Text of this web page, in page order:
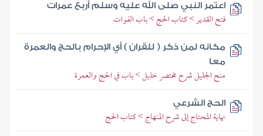
اعتمر النبي صلى الله عليه وسلم أربع عمرات
فتح القدير > كتاب الحج > باب الفوات
مكانه لمن ذكر ( للقران ) أي الإحرام بالحج والعمرة
معا
منح الجليل شرح مختصر خليل > باب في الحج والعمرة
الحج الشرعي
نهاية المحتاج إلى شرح المنهاج > كتاب الحج